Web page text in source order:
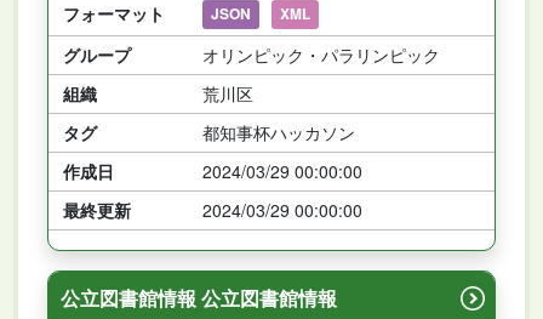
フォーマット
JSON XML
グループ
オリンピック・パラリンピック
組織
荒川区
タグ
都知事杯ハッカソン
作成日
2024/03/29 00:00:00
最終更新
2024/03/29 00:00:00
公立図書館情報 公立図書館情報